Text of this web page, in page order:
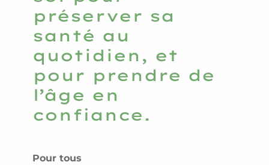
préserver sa
santé au
quotidien, et
pour prendre de
l’âge en
confiance.
Pour tous